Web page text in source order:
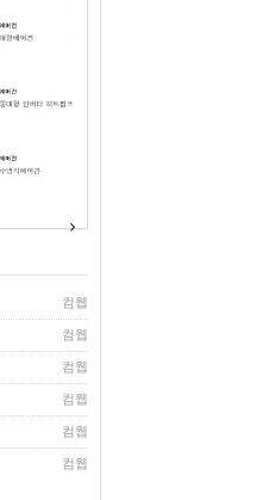
컴웹
컴웹
컴웹
컴웹
컴웹
컴웹